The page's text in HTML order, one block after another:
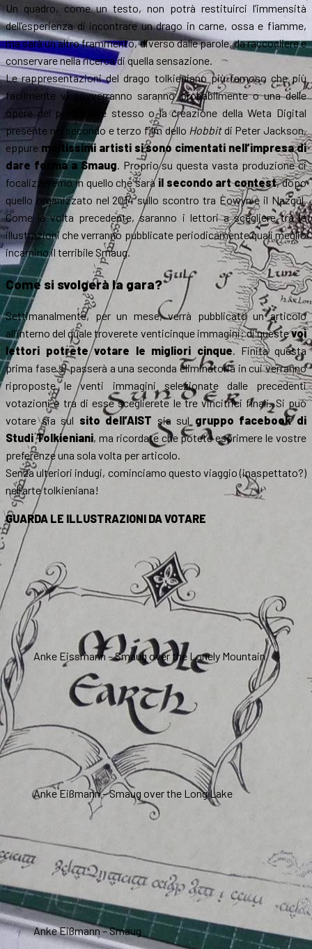
Un quadro, come un testo, non potrà restituirci l’immensità
dell’esperienza di incontrare un drago in carne, ossa e fiamme,
ma sarà un altro frammento, diverso dalle parole, da raccogliere e
conservare nella ricerca di quella sensazione.
Le rappresentazioni del drago tolkieniano più famoso che più
facilmente vi sovverranno saranno probabilmente o una delle
opere del professore stesso o la creazione della Weta Digital
presente nel secondo e terzo film dello Hobbitdi Peter Jackson,
eppure moltissimi artisti si sono cimentati nell’impresa di
dare forma a Smaug. Proprio su questa vasta produzione ci
focalizzeremo in quello che saràil secondo art contest, dopo
quello organizzato nel 2014 sullo scontro tra Èowyn e il Nazgûl.
Come la volta precedente, saranno i lettori a scegliere tra le
illustrazioni che verranno pubblicate periodicamente quali meglio
incarnino il terribile Smaug.
Come si svolgerà la gara?
Settimanalmente, per un mese, verrà pubblicato un articolo
all’interno del quale troverete venticinque immagini: di questevoi
lettori potrete votare le migliori cinque. Finita questa
prima fase si passerà a una seconda eliminatoria in cui verranno
riproposte le venti immagini selezionate dalle precedenti
votazioni e tra di esse sceglierete le tre vincitrici finali. Si può
votare sia sul sito dell’AIST sia sul gruppo facebook di
Studi Tolkieniani, ma ricordate che potete esprimere le vostre
preferenze una sola volta per articolo.
Senza ulteriori indugi, cominciamo questo viaggio (inaspettato?)
nell’arte tolkieniana!
GUARDA LE ILLUSTRAZIONI DA VOTARE
Anke Eissmann – Smaug over the Lonely Mountain
Anke Eißmann – Smaug over the Long Lake
Anke Eißmann – Smaug